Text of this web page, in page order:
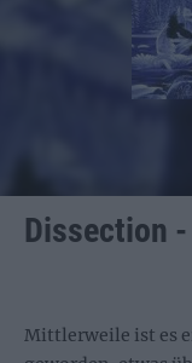
Dissection
Mittlerweile ist es